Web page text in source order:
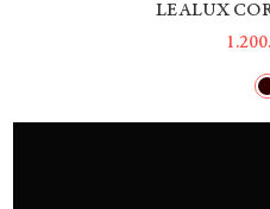
LEALUX